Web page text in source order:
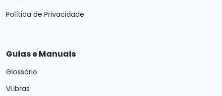
Política de Privacidade
Guias e Manuais
Glossário
VLibras